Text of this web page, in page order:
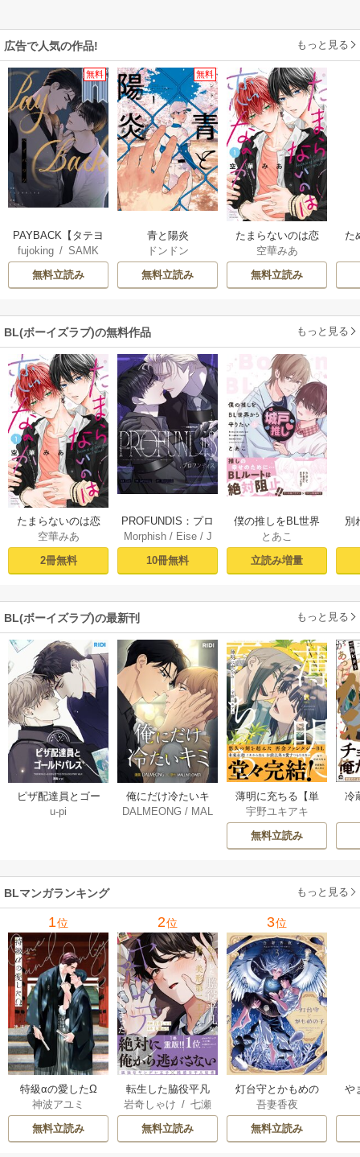
広告で人気の作品! もっと見る
無料
PAYBACK【タテヨ
ミ】
fujoking /SAMK
無料立読み
無料
青と陽炎
ドンドン
無料立読み
たまらないのは恋
なのか
空華みあ
無料立読み
た
BL(ボーイズラブ)の無料作品 もっと見る
たまらないのは恋
なのか（１）【シ
ーモア限定特典付
き】
空華みあ
2冊無料
PROFUNDIS：プロ
フンディス【タテ
ヨミ】1
Morphish/ Eise/ J
aeyoung
10冊無料
僕の推しをBL世界
から守りたい【シ
ーモア限定特典付
き電子単行本】 上
とあこ
立読み増量
別
BL(ボーイズラブ)の最新刊 もっと見る
ピザ配達員とゴー
ルドパレス【タテ
u-pi
俺にだけ冷たいキ
ミ【タテヨミ】 34
DALMEONG / MAL
薄明に充ちる【単
行本版】 5巻
宇野ユキアキ
無料立読み
冷
BLマンガランキング もっと見る
1位
特級αの愛したΩ
神波アユミ
無料立読み
2位
転生した脇役平凡
な僕は、美形第二
王子をヤンデレに
してしまった【シ
岩奇しゃけ /七瀬
おむ
無料立読み
3位
灯台守とかもめの
子
吾妻香夜
無料立読み
や